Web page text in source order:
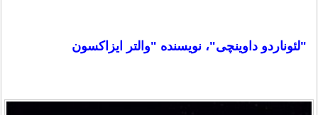
"لئوناردو داوینچی"، نویسنده "والتر ایزاکسون